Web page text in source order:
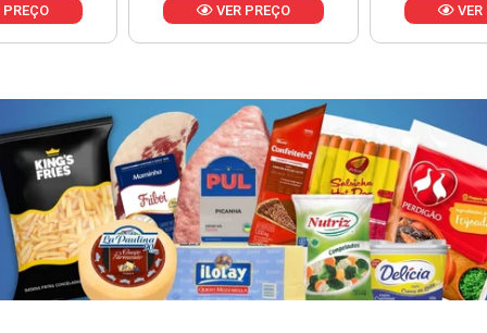
PREÇO VER PREÇO VER